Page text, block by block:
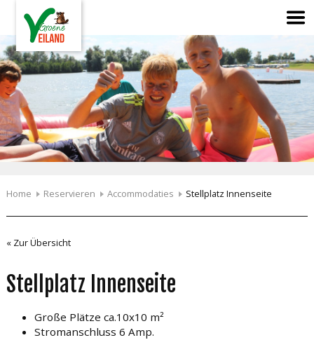
Home Reservieren Accommodaties Stellplatz Innenseite
« Zur Übersicht
Stellplatz Innenseite
Große Plätze ca.10x10 m²
Stromanschluss 6 Amp.